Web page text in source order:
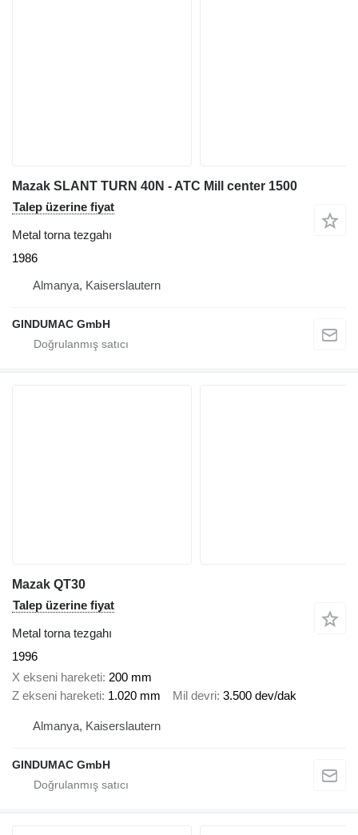
Mazak SLANT TURN 40N - ATC Mill center 1500
Talep üzerine fiyat
Metal torna tezgahı
1986
Almanya, Kaiserslautern
GINDUMAC GmbH
Mazak QT30
Talep üzerine fiyat
Metal torna tezgahı
1996
X ekseni hareketi 200 mm
Z ekseni hareketi 1.020 mm Mil devri 3.500 dev/dak
Almanya, Kaiserslautern
GINDUMAC GmbH